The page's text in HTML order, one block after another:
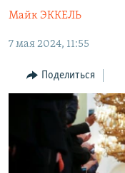
главной
Вернутся
поиску
КЫРГЫЗЧА
ЎЗБЕКЧА
ТОҶИКӢ
TÜRKMENÇE
Все сайты РСЕ/РС
Майк ЭККЕЛЬ
7 мая 2024, 11:55
Поделиться